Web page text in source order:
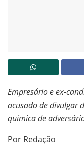
Empresário e ex-
acusado de divulgar
química de
Por Redação